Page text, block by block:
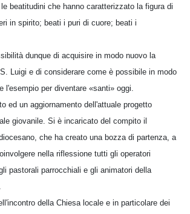
beatitudini che hanno caratterizzato la figura di
in spirito; beati i puri di cuore; beati i
dunque di acquisire in modo nuovo la
Luigi e di considerare come è possibile in modo
l'esempio per diventare «santi» oggi.
ed un aggiornamento dell'attuale progetto
giovanile. Si è incaricato del compito il
che ha creato una bozza di partenza, a
nella riflessione tutti gli operatori
pastorali parrocchiali e gli animatori della
della Chiesa locale e in particolare dei